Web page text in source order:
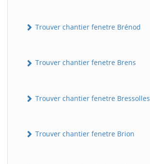
Trouver chantier fenetre Brénod
Trouver chantier fenetre Brens
Trouver chantier fenetre Bressolles
Trouver chantier fenetre Brion